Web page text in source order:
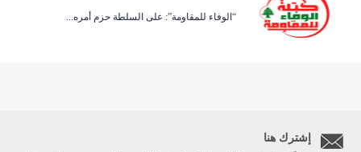
“الوفاء للمقاومة”: على السلطة حزم أمره...
إشترك هنا